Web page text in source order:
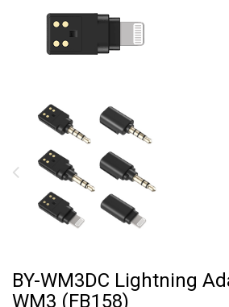
BY-WM3DC Lightning
WM3 (FB158)